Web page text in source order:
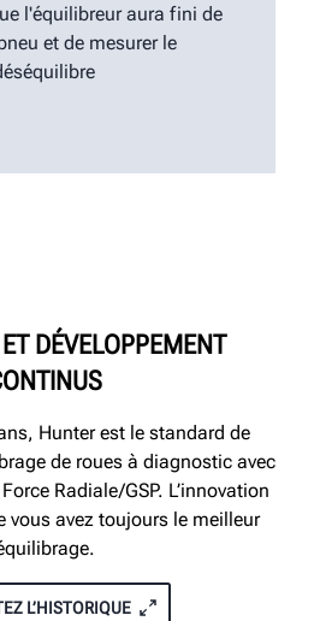
l'équilibreur aura fini de
et de mesurer le
DÉVELOPPEMENT
Hunter est le standard de
de roues à diagnostic avec
Radiale/GSP. L’innovation
vous avez toujours le meilleur
L’HISTORIQUE